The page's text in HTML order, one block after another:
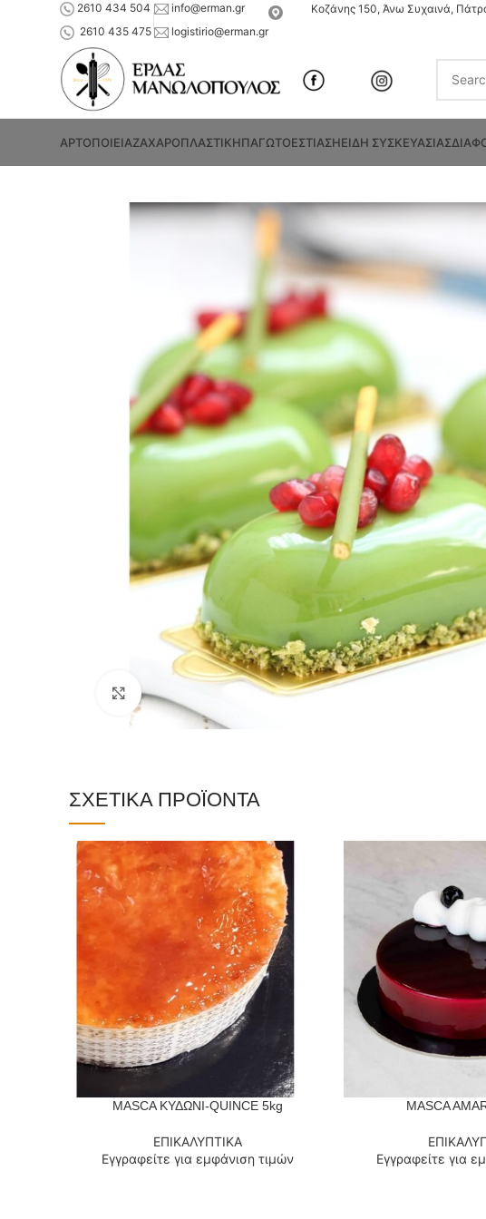
2610 434 504
2610 435 475
info@erman.gr
logistirio@erman.gr
Κοζάνης 150, Άνω Συχαινά,
ΑΡΤΟΠΟΙΕΙΑΖΑΧΑΡΟΠΛΑΣΤΙΚΗΠΑΓΩΤΟΕΣΤΙΑΣΗΕΙΔΗ ΣΥΣΚΕΥΑΣΙΑΣ
Click to enlarge
ΣΧΕΤΙΚΆ ΠΡΟΪΌΝΤΑ
ΔΙΑΒΆΣΤΕ ΠΕΡΙΣΣΌΤΕΡΑ
MASCA ΚΥΔΩΝΙ-QUINCE 5kg
ΕΠΙΚΑΛΥΠΤΙΚΑ
Εγγραφείτε για εμφάνιση τιμών
ΔΙΑΒΆΣΤΕMASCA
Εγγραφείτε για